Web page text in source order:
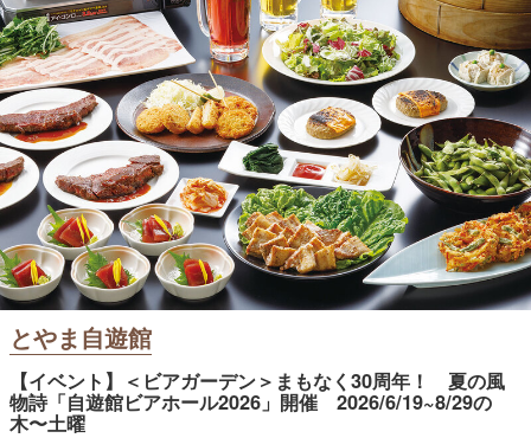
とやま自遊館
【イベント】＜ビアガーデン＞まもなく30周年！ 夏の風
物詩「自遊館ビアホール2026」開催 2026/6/19~8/29の
木〜土曜